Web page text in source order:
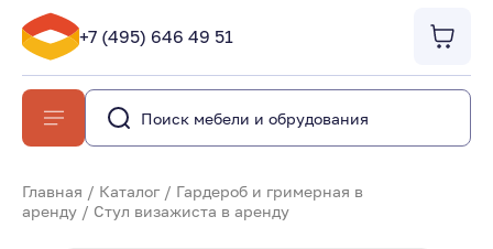
+7 (495) 646 49 51
Главная / Каталог / Гардероб и гримерная в
аренду / Стул визажиста в аренду